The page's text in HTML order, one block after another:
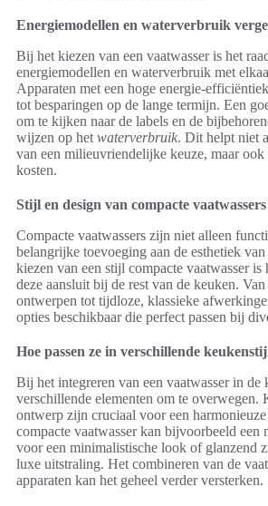
Energiemodellen en waterverbruik
Bij het kiezen van een vaatwasser is het
energiemodellen en waterverbruik met
Apparaten met een hoge energie-
tot besparingen op de lange termijn. Een
om te kijken naar de labels en de
wijzen op het waterverbruik. Dit helpt niet
van een milieuvriendelijke keuze, maar ook
kosten.
Stijl en design van compacte vaatwassers
Compacte vaatwassers zijn niet alleen
belangrijke toevoeging aan de esthetiek
kiezen van een stijl compacte vaatwasser is
deze aansluit bij de rest van de keuken.
ontwerpen tot tijdloze, klassieke
opties beschikbaar die perfect passen bij
Hoe passen ze in verschillende
Bij het integreren van een vaatwasser in de
verschillende elementen om te overwegen.
ontwerp zijn cruciaal voor een
compacte vaatwasser kan bijvoorbeeld een
voor een minimalistische look of glanzend
luxe uitstraling. Het combineren van de
apparaten kan het geheel verder versterken.